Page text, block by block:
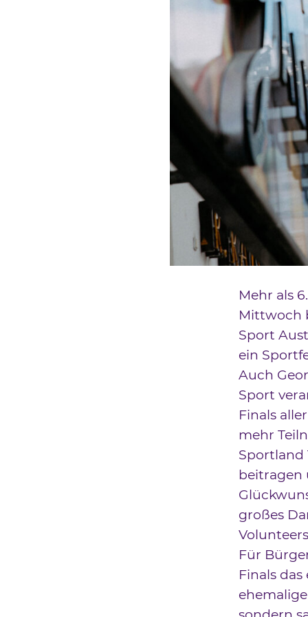
Mehr als
Mittwoch
Sport
ein
Auch
Sport
Finals
mehr
Sportland
beitragen
großes
Für
Finals